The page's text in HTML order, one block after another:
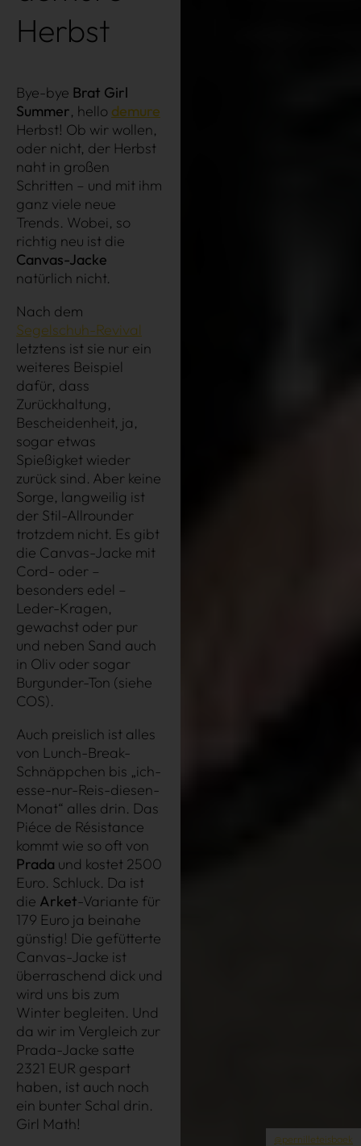
@pernilleteisbaek
Herbst
Bye-bye Brat Girl
Summer, hello demure
Herbst! Ob wir wollen,
oder nicht, der Herbst
naht in großen
Schritten – und mit ihm
ganz viele neue
Trends. Wobei, so
richtig neu ist die
Canvas-Jacke
natürlich nicht.
Nach dem
Segelschuh-Revival
letztens ist sie nur ein
weiteres Beispiel
dafür, dass
Zurückhaltung,
Bescheidenheit, ja,
sogar etwas
Spießigket wieder
zurück sind. Aber keine
Sorge, langweilig ist
der Stil-Allrounder
trotzdem nicht. Es gibt
die Canvas-Jacke mit
Cord- oder –
besonders edel –
Leder-Kragen,
gewachst oder pur
und neben Sand auch
in Oliv oder sogar
Burgunder-Ton (siehe
COS).
Auch preislich ist alles
von Lunch-Break-
Schnäppchen bis „ich-
esse-nur-Reis-diesen-
Monat“ alles drin. Das
Piéce de Résistance
kommt wie so oft von
Prada und kostet 2500
Euro. Schluck. Da ist
die Arket-Variante für
179 Euro ja beinahe
günstig! Die gefütterte
Canvas-Jacke ist
überraschend dick und
wird uns bis zum
Winter begleiten. Und
da wir im Vergleich zur
Prada-Jacke satte
2321 EUR gespart
haben, ist auch noch
ein bunter Schal drin.
Girl Math!
Kooperationen
Newsletter
Impressum
Datenschutz
Datenschutzeinstellungen